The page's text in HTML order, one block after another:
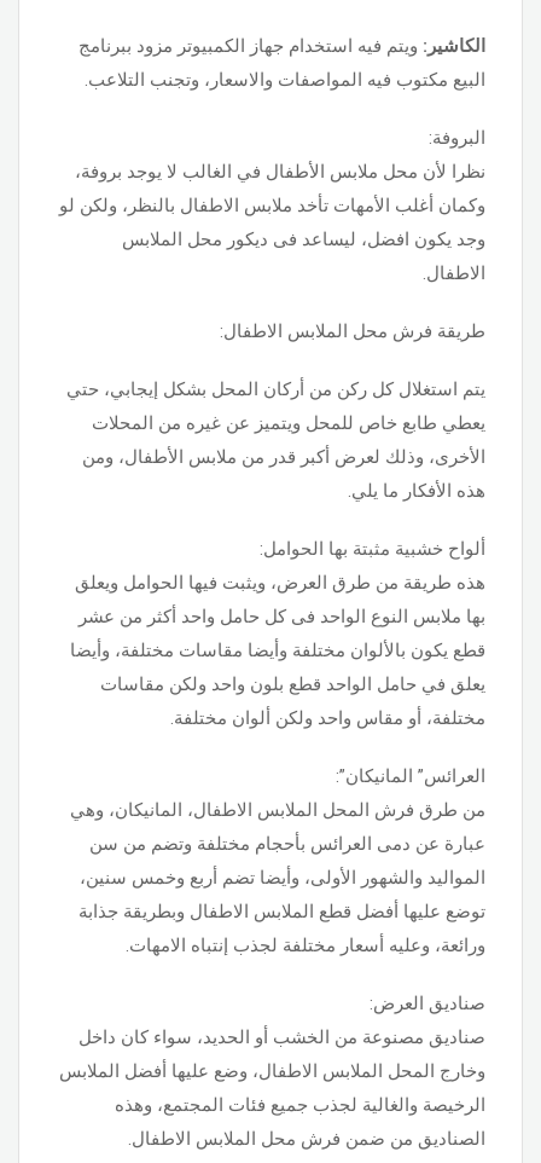
الكاشير: ويتم فيه استخدام جهاز الكمبيوتر مزود ببرنامج
البيع مكتوب فيه المواصفات والاسعار، وتجنب التلاعب.
البروفة:
نظرا لأن محل ملابس الأطفال في الغالب لا يوجد بروفة،
وكمان أغلب الأمهات تأخد ملابس الاطفال بالنظر، ولكن لو
وجد يكون افضل، ليساعد فى ديكور محل الملابس
الاطفال.
طريقة فرش محل الملابس الاطفال:
يتم استغلال كل ركن من أركان المحل بشكل إيجابي، حتي
يعطي طابع خاص للمحل ويتميز عن غيره من المحلات
الأخرى، وذلك لعرض أكبر قدر من ملابس الأطفال، ومن
هذه الأفكار ما يلي.
ألواح خشبية مثبتة بها الحوامل:
هذه طريقة من طرق العرض، ويثبت فيها الحوامل ويعلق
بها ملابس النوع الواحد فى كل حامل واحد أكثر من عشر
قطع يكون بالألوان مختلفة وأيضا مقاسات مختلفة، وأيضا
يعلق في حامل الواحد قطع بلون واحد ولكن مقاسات
مختلفة، أو مقاس واحد ولكن ألوان مختلفة.
العرائس” المانيكان”:
من طرق فرش المحل الملابس الاطفال، المانيكان، وهي
عبارة عن دمى العرائس بأحجام مختلفة وتضم من سن
المواليد والشهور الأولى، وأيضا تضم أربع وخمس سنين،
توضع عليها أفضل قطع الملابس الاطفال وبطريقة جذابة
ورائعة، وعليه أسعار مختلفة لجذب إنتباه الامهات.
صناديق العرض:
صناديق مصنوعة من الخشب أو الحديد، سواء كان داخل
وخارج المحل الملابس الاطفال، وضع عليها أفضل الملابس
الرخيصة والغالية لجذب جميع فئات المجتمع، وهذه
الصناديق من ضمن فرش محل الملابس الاطفال.